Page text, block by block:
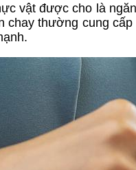
vật được cho là
chay thường cung